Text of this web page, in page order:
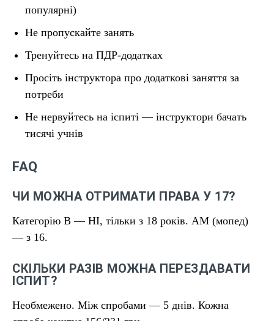
популярні)
Не пропускайте занять
Тренуйтесь на ПДР-додатках
Просіть інструктора про додаткові заняття за
потреби
Не нервуйтесь на іспиті — інструктори бачать
тисячі учнів
FAQ
ЧИ МОЖНА ОТРИМАТИ ПРАВА У 17?
Категорію B — НІ, тільки з 18 років. AM (мопед)
— з 16.
СКІЛЬКИ РАЗІВ МОЖНА ПЕРЕЗДАВАТИ
ІСПИТ?
Необмежено. Між спробами — 5 днів. Кожна